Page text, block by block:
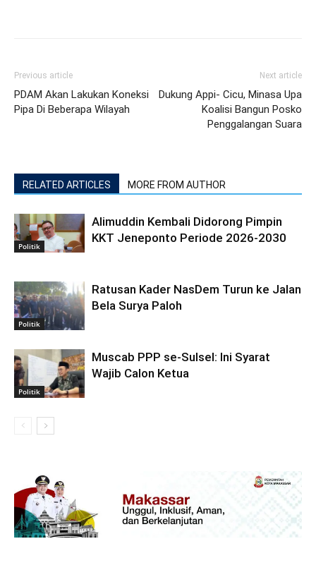
Previous article
PDAM Akan Lakukan Koneksi
Pipa Di Beberapa Wilayah
Next article
Dukung Appi- Cicu, Minasa Upa
Koalisi Bangun Posko
Penggalangan Suara
RELATED ARTICLES MORE FROM AUTHOR
Politik
Alimuddin Kembali Didorong Pimpin
KKT Jeneponto Periode 2026-2030
Politik
Ratusan Kader NasDem Turun ke Jalan
Bela Surya Paloh
Politik
Muscab PPP se-Sulsel: Ini Syarat
Wajib Calon Ketua